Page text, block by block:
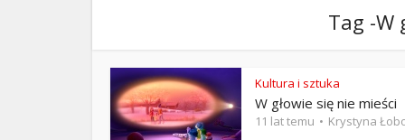
Tag -W
Kultura i sztuka
W głowie się nie mieści
11 lat temu Krystyna